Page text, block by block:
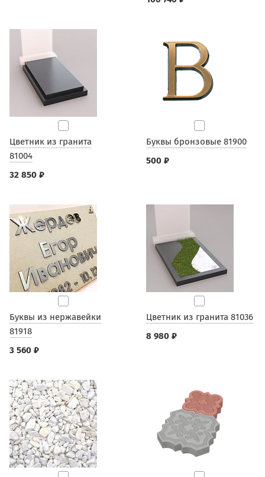
Цветник из гранита
81004
32 850 ₽
Буквы бронзовые 81900
500 ₽
Буквы из нержавейки
81918
3 560 ₽
Цветник из гранита 81036
8 980 ₽